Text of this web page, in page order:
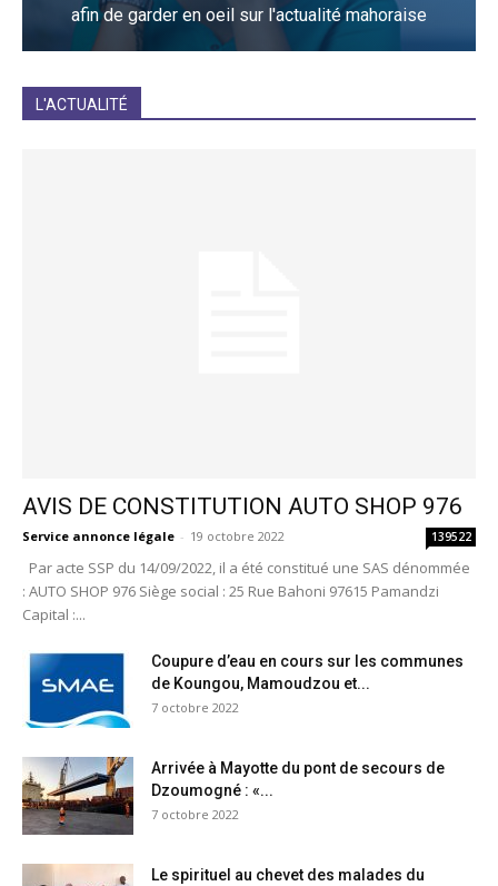
afin de garder en oeil sur l'actualité mahoraise
L'ACTUALITÉ
AVIS DE CONSTITUTION AUTO SHOP 976
Service annonce légale - 19 octobre 2022 139522
Par acte SSP du 14/09/2022, il a été constitué une SAS dénommée
: AUTO SHOP 976 Siège social : 25 Rue Bahoni 97615 Pamandzi
Capital :...
Coupure d’eau en cours sur les communes
de Koungou, Mamoudzou et...
7 octobre 2022
Arrivée à Mayotte du pont de secours de
Dzoumogné : «...
7 octobre 2022
Le spirituel au chevet des malades du